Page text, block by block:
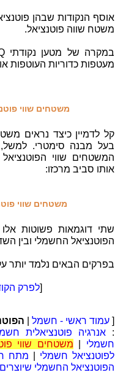
אוסף הנקודות שבהן
משטח שווה פוטנציאל.
מעטפות כדוריות העוטפות
משטחים שווי
קל לדמיין כיצד נראים
בעל מבנה סימטרי. למשל,
המשטחים שווי
אותו סביב מרכזו:
משטחים שווי
שתי דוגמאות פשוטות
הפוטנציאל החשמלי ובין
בפרקים הבאים נלמד יותר
[לפרק
[ עמוד ראשי - חשמל
: אנרגיה פוטנציאלית
חשמלי
משטחים שווי
לפוטנציאל חשמלי
מתח
הפוטנציאל החשמלי שיוצרים